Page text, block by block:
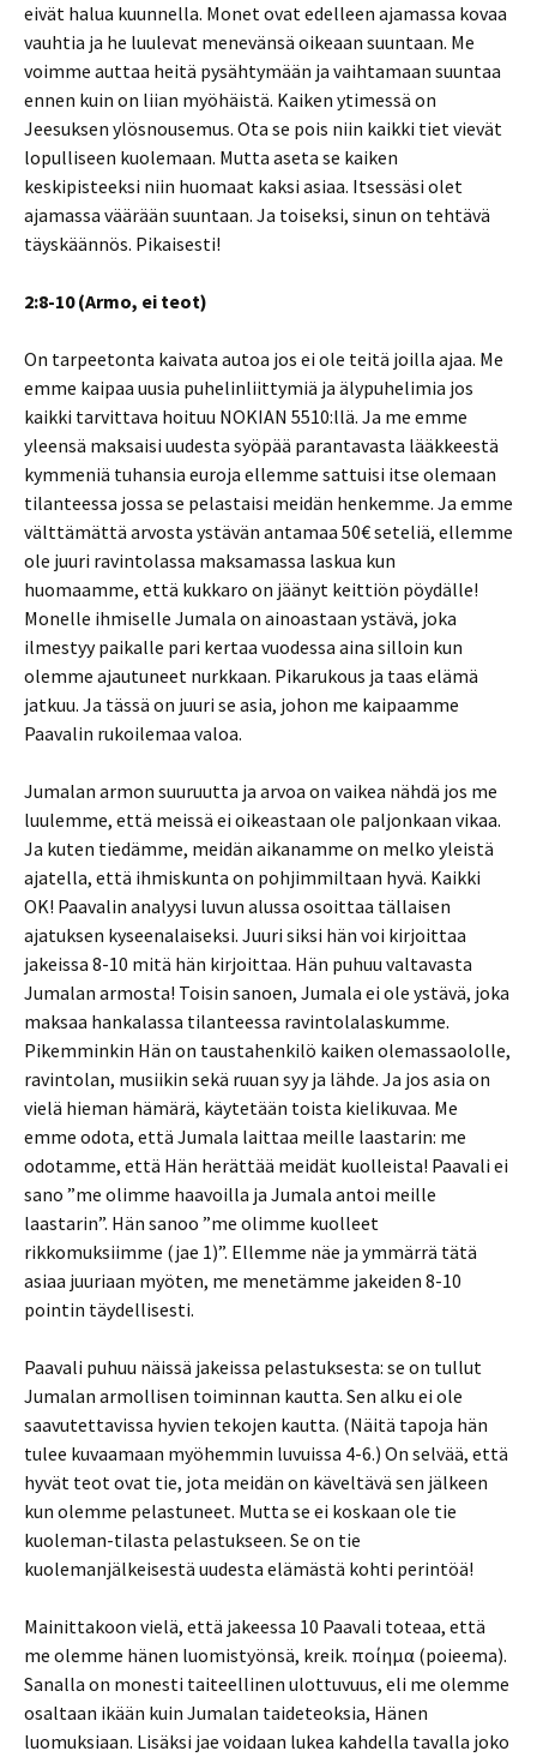
eivät halua kuunnella. Monet ovat edelleen ajamassa kovaa
vauhtia ja he luulevat menevänsä oikeaan suuntaan. Me
voimme auttaa heitä pysähtymään ja vaihtamaan suuntaa
ennen kuin on liian myöhäistä. Kaiken ytimessä on
Jeesuksen ylösnousemus. Ota se pois niin kaikki tiet vievät
lopulliseen kuolemaan. Mutta aseta se kaiken
keskipisteeksi niin huomaat kaksi asiaa. Itsessäsi olet
ajamassa väärään suuntaan. Ja toiseksi, sinun on tehtävä
täyskäännös. Pikaisesti!
2:8-10 (Armo, ei teot)
On tarpeetonta kaivata autoa jos ei ole teitä joilla ajaa. Me
emme kaipaa uusia puhelinliittymiä ja älypuhelimia jos
kaikki tarvittava hoituu NOKIAN 5510:llä. Ja me emme
yleensä maksaisi uudesta syöpää parantavasta lääkkeestä
kymmeniä tuhansia euroja ellemme sattuisi itse olemaan
tilanteessa jossa se pelastaisi meidän henkemme. Ja emme
välttämättä arvosta ystävän antamaa 50€ seteliä, ellemme
ole juuri ravintolassa maksamassa laskua kun
huomaamme, että kukkaro on jäänyt keittiön pöydälle!
Monelle ihmiselle Jumala on ainoastaan ystävä, joka
ilmestyy paikalle pari kertaa vuodessa aina silloin kun
olemme ajautuneet nurkkaan. Pikarukous ja taas elämä
jatkuu. Ja tässä on juuri se asia, johon me kaipaamme
Paavalin rukoilemaa valoa.
Jumalan armon suuruutta ja arvoa on vaikea nähdä jos me
luulemme, että meissä ei oikeastaan ole paljonkaan vikaa.
Ja kuten tiedämme, meidän aikanamme on melko yleistä
ajatella, että ihmiskunta on pohjimmiltaan hyvä. Kaikki
OK! Paavalin analyysi luvun alussa osoittaa tällaisen
ajatuksen kyseenalaiseksi. Juuri siksi hän voi kirjoittaa
jakeissa 8-10 mitä hän kirjoittaa. Hän puhuu valtavasta
Jumalan armosta! Toisin sanoen, Jumala ei ole ystävä, joka
maksaa hankalassa tilanteessa ravintolalaskumme.
Pikemminkin Hän on taustahenkilö kaiken olemassaololle,
ravintolan, musiikin sekä ruuan syy ja lähde. Ja jos asia on
vielä hieman hämärä, käytetään toista kielikuvaa. Me
emme odota, että Jumala laittaa meille laastarin: me
odotamme, että Hän herättää meidät kuolleista! Paavali ei
sano ”me olimme haavoilla ja Jumala antoi meille
laastarin”. Hän sanoo ”me olimme kuolleet
rikkomuksiimme (jae 1)”. Ellemme näe ja ymmärrä tätä
asiaa juuriaan myöten, me menetämme jakeiden 8-10
pointin täydellisesti.
Paavali puhuu näissä jakeissa pelastuksesta: se on tullut
Jumalan armollisen toiminnan kautta. Sen alku ei ole
saavutettavissa hyvien tekojen kautta. (Näitä tapoja hän
tulee kuvaamaan myöhemmin luvuissa 4-6.) On selvää, että
hyvät teot ovat tie, jota meidän on käveltävä sen jälkeen
kun olemme pelastuneet. Mutta se ei koskaan ole tie
kuoleman-tilasta pelastukseen. Se on tie
kuolemanjälkeisestä uudesta elämästä kohti perintöä!
Mainittakoon vielä, että jakeessa 10 Paavali toteaa, että
me olemme hänen luomistyönsä, kreik. ποίημα (poieema).
Sanalla on monesti taiteellinen ulottuvuus, eli me olemme
osaltaan ikään kuin Jumalan taideteoksia, Hänen
luomuksiaan. Lisäksi jae voidaan lukea kahdella tavalla joko